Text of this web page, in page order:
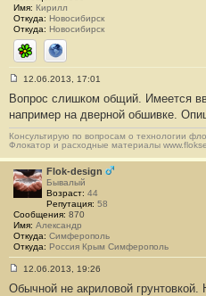
1
5
Имя: Кирилл
Откуда: Новосибирск
Откуда: Новосибирск
ICQ Сайт
о
б
щ
е
н
и
е
#
1
12.06.2013, 17:01
Вопрос слишком общий. Имеется
например на дверной обшивке.
Консультирую по вопросам о технологии
Флокатор и расходные материалы
Flok-design
Бывалый
Возраст: 44
Репутация: 58
Сообщения: 870
Имя: Александр
Откуда: Симферополь
Откуда: Россия Крым Симферополь
о
12.06.2013, 19:26
Обычной не акриловой